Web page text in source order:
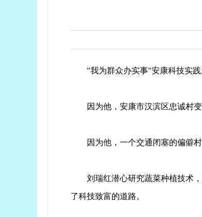
"我为群众办实事"安康科技实
因为他，安康市汉滨区忠诚村
因为他，一个交通闭塞的偏僻
刘瑞红潜心研究蔬菜种植技术
了科技致富的道路。